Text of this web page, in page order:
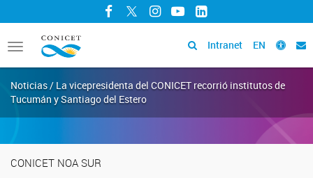
Facebook
TwitterInstagram
YouTubeLinkedIn
Toggle
navigation
Intranet EN
Noticias / La vicepresidenta del CONICET recorrió institutos de
Tucumán y Santiago del Estero
CONICET NOA SUR